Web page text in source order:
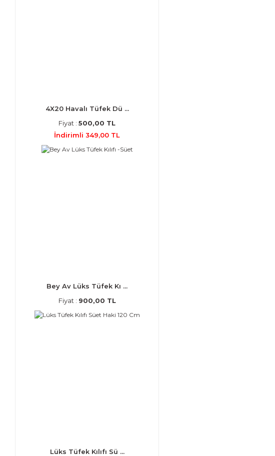
4X20 Havalı Tüfek Dü ...
Fiyat : 500,00 TL
İndirimli 349,00 TL
Bey Av Lüks Tüfek Kı ...
Fiyat : 900,00 TL
Lüks Tüfek Kılıfı Sü ...